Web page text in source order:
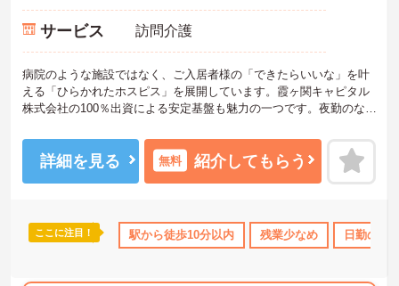
年間休日110日以上 ボーナス・賞与あり 社会保険完備
サービス 訪問介護
病院のような施設ではなく、ご入居者様の「できたらいいな」を叶
える「ひらかれたホスピス」を展開しています。霞ヶ関キャピタル
株式会社の100％出資による安定基盤も魅力の一つです。夜勤のない
く活躍できる環境が整っています。理学療法士や言語聴覚士、看護
師といった多職種が在籍し、一つのチームとして連携できることも
大きな強みです。独自の職務等級表に基づく職務給制度や、役職手
★おすすめPOINT★
詳細を見る 無料 紹介してもらう
ここに注目！ 駅から徒歩10分以内 残業少なめ 日勤のみ